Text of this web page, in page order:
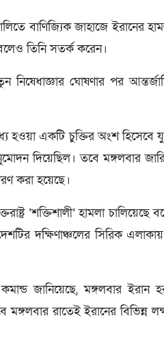
বাণিজ্যিক জাহাজে ইরানের
তিনি সতর্ক করেন।
নিষেধাজ্ঞার ঘোষণার পর
একটি চুক্তির অংশ হিসেবে
দিয়েছিল। তবে মঙ্গলবার
করা হয়েছে।
‘শক্তিশালী’ হামলা
দক্ষিণাঞ্চলের সিরিক
কমান্ড জানিয়েছে, মঙ্গলবার
রাতেই ইরানের বিভিন্ন